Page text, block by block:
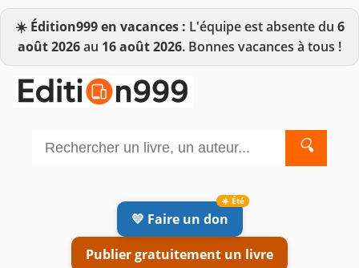
☀️ Édition999 en vacances : L'équipe est absente du 6
août 2026au 16 août 2026. Bonnes vacances à tous !
🔍
💛 Faire un don
Publier gratuitement un livre